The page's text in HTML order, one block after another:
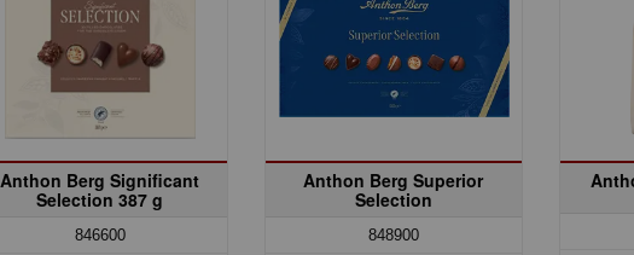
Anthon Berg Significant
Selection 387 g
846600
Anthon Berg Superior
Selection
848900